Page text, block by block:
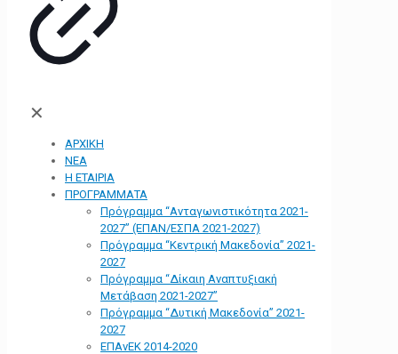
✕
ΑΡΧΙΚΗ
ΝΕΑ
Η ΕΤΑΙΡΙΑ
ΠΡΟΓΡΑΜΜΑΤΑ
Πρόγραμμα “Ανταγωνιστικότητα 2021-
2027” (ΕΠΑΝ/ΕΣΠΑ 2021-2027)
Πρόγραμμα “Κεντρική Μακεδονία” 2021-
2027
Πρόγραμμα “Δίκαιη Αναπτυξιακή
Μετάβαση 2021-2027”
Πρόγραμμα “Δυτική Μακεδονία” 2021-
2027
ΕΠΑνΕΚ 2014-2020